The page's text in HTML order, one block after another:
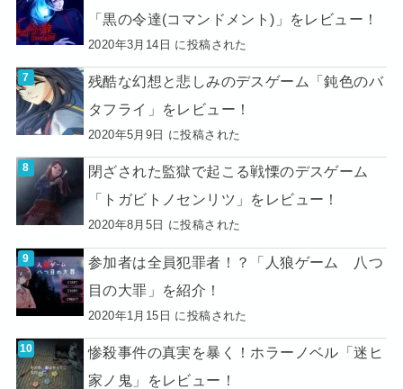
「黒の令達(コマンドメント)」をレビュー！
2020年3月14日 に投稿された
残酷な幻想と悲しみのデスゲーム「鈍色のバ
タフライ」をレビュー！
2020年5月9日 に投稿された
閉ざされた監獄で起こる戦慄のデスゲーム
「トガビトノセンリツ」をレビュー！
2020年8月5日 に投稿された
参加者は全員犯罪者！？「人狼ゲーム 八つ
目の大罪」を紹介！
2020年1月15日 に投稿された
惨殺事件の真実を暴く！ホラーノベル「迷ヒ
家ノ鬼」をレビュー！